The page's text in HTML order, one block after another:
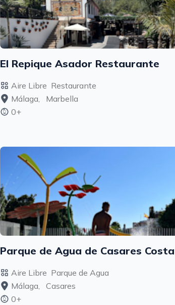
El Repique Asador Restaurante
Aire Libre Restaurante
Málaga,
Marbella
0+
Parque de Agua de Casares Costa
Aire Libre Parque de Agua
Málaga,
Casares
0+